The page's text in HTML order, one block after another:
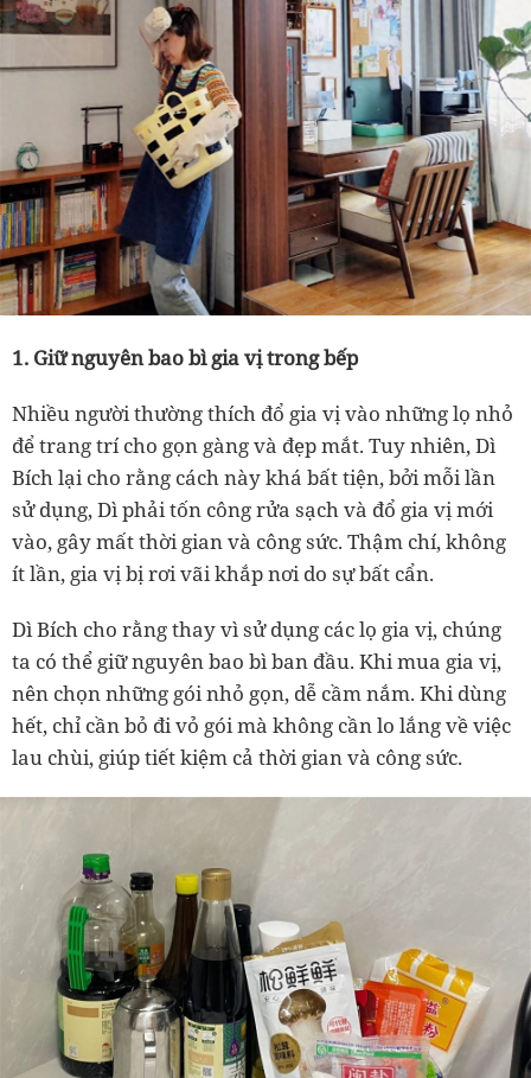
1. Giữ nguyên bao bì gia vị trong bếp
Nhiều người thường thích đổ gia vị vào những lọ nhỏ
để trang trí cho gọn gàng và đẹp mắt. Tuy nhiên,Dì
Bích lại cho rằng cách này khá bất tiện, bởi mỗi lần
sử dụng,Dìphải tốn công rửa sạch và đổ gia vị mới
vào, gây mất thời gian và công sức. Thậm chí, không
ít lần, gia vị bị rơi vãi khắp nơi do sự bất cẩn.
DìBích cho rằng thay vì sử dụng các lọ gia vị, chúng
ta có thể giữ nguyên bao bì ban đầu. Khi mua gia vị,
nên chọn những gói nhỏ gọn, dễ cầm nắm. Khi dùng
hết, chỉ cần bỏ đi vỏ gói mà không cần lo lắng về việc
lau chùi, giúp tiết kiệm cả thời gian và công sức.